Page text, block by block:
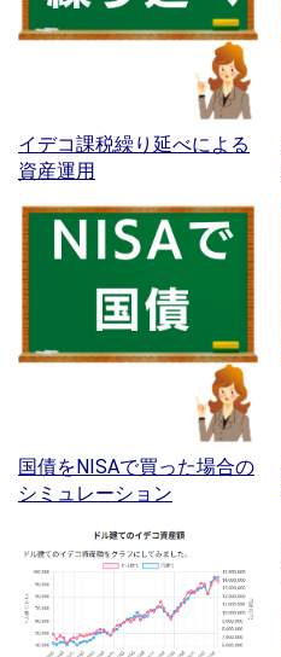
イデコ課税繰り延べによる
資産運用
国債をNISAで買った場合の
シミュレーション